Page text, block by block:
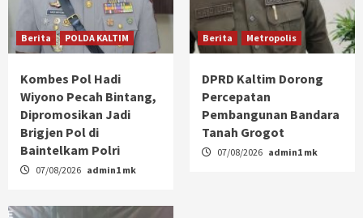
Berita POLDA KALTIM
Kombes Pol Hadi
Wiyono Pecah Bintang,
Dipromosikan Jadi
Brigjen Pol di
Baintelkam Polri
07/08/2026 admin1 mk
Berita Metropolis
DPRD Kaltim Dorong
Percepatan
Pembangunan Bandara
Tanah Grogot
07/08/2026 admin1 mk